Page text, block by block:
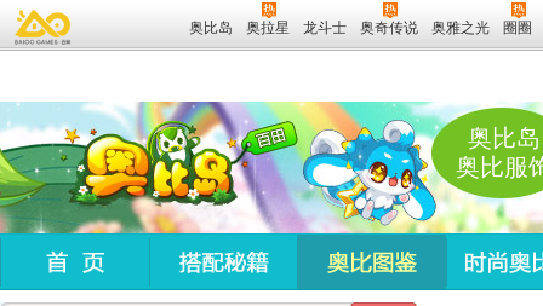
奥比岛 奥拉星 龙斗士 奥奇传说 奥雅之光 圈圈
奥比岛
奥比服